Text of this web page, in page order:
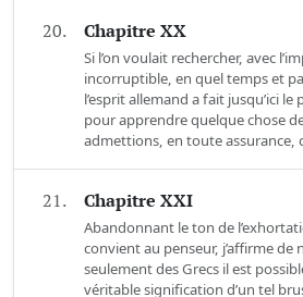
20. Chapitre XX
Si l’on voulait rechercher, avec
incorruptible, en quel temps et
l’esprit allemand a fait jusqu’ici
pour apprendre quelque chose
admettions, en toute assurance,
21. Chapitre XXI
Abandonnant le ton de
convient au penseur, j’affirme de
seulement des Grecs il est
véritable signification d’un tel